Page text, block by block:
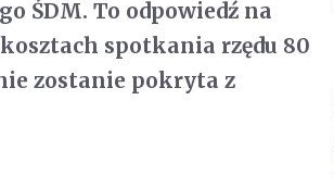
ŚDM. To odpowiedź na
spotkania rzędu 80
zostanie pokryta z